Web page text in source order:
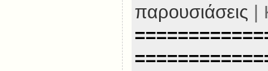
παρουσιάσεις |